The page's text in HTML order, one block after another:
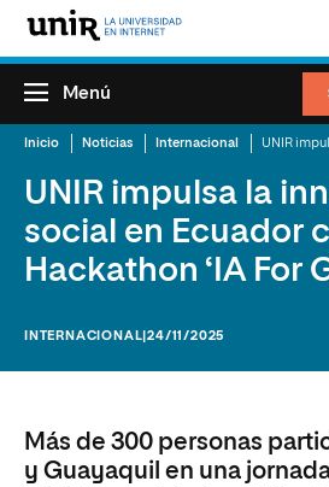
Menú
Inicio Noticias Internacional
UNIR impulsa la
social en Ecuador
Hackathon ‘IA For
INTERNACIONAL |24/11/2025
Más de 300 personas
y Guayaquil en una